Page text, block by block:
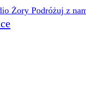
Żory Podróżuj z